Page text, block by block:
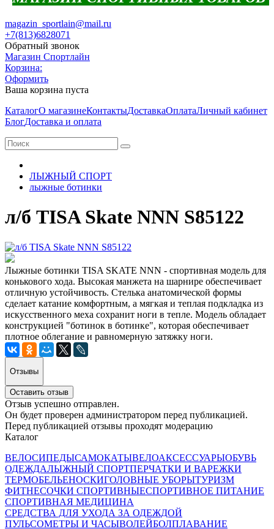
magazin_sportlain@mail.ru
+7(813)6828071
Обратный звонок
Магазин Спортлайн
Корзина:
Оформить
Ваша корзина пуста
КаталогО магазинеКонтактыДоставкаОплатаЛичный кабинет
БлогДоставка и оплата
ЛЫЖНЫЙ СПОРТ
лыжные ботинки
л/б TISA Skate NNN S85122
Лыжные ботинки TISA SKATE NNN - спортивная модель для
конькового хода. Высокая манжета на шарнире обеспечивает
отличную устойчивость. Стелька анатомической формы
сделает катание комфортным, а мягкая и теплая подкладка из
искусственного меха сохранит ноги в тепле. Модель обладает
конструкцией "ботинок в ботинке", которая обеспечивает
плотное облегание и равномерную затяжку ноги.
Отзывы
Оставить отзыв
Отзыв успешно отправлен.
Он будет проверен администратором перед публикацией.
Перед публикацией отзывы проходят модерацию
Каталог
ВЕЛОСИПЕДЫСАМОКАТЫВЕЛОАКСЕССУАРЫОБУВЬ
ОДЕЖДАЛЫЖНЫЙ СПОРТПЕРЧАТКИ И ВАРЕЖКИ
ТЕРМОБЕЛЬЕНОСКИГОЛОВНЫЕ УБОРЫТУРИЗМ
ФИТНЕСОЧКИ СПОРТИВНЫЕСПОРТИВНОЕ ПИТАНИЕ
СПОРТИВНАЯ МЕДИЦИНА
СРЕДСТВА ДЛЯ УХОДА ЗА ОДЕЖДОЙ
ПУЛЬСОМЕТРЫ И ЧАСЫВОЛЕЙБОЛПЛАВАНИЕ